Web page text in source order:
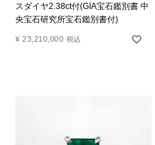
スダイヤ2.38ct付(GIA宝石鑑別書 中
央宝石研究所宝石鑑別書付)
¥ 23,210,000 税込